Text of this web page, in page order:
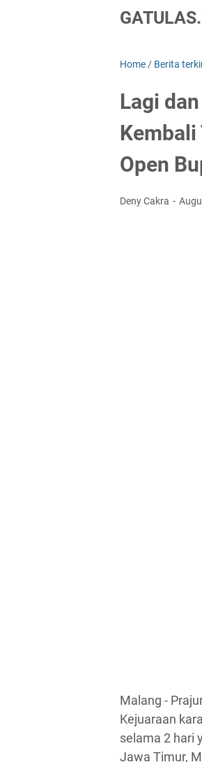
Home / Berita
Lagi
Open
Deny Cakra
Malang -
Kejuaraan
selama 2 hari
Jawa Timur,